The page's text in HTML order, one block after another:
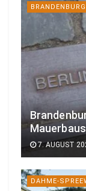
BRANDENBURG
7. AUGUST
DAHME-